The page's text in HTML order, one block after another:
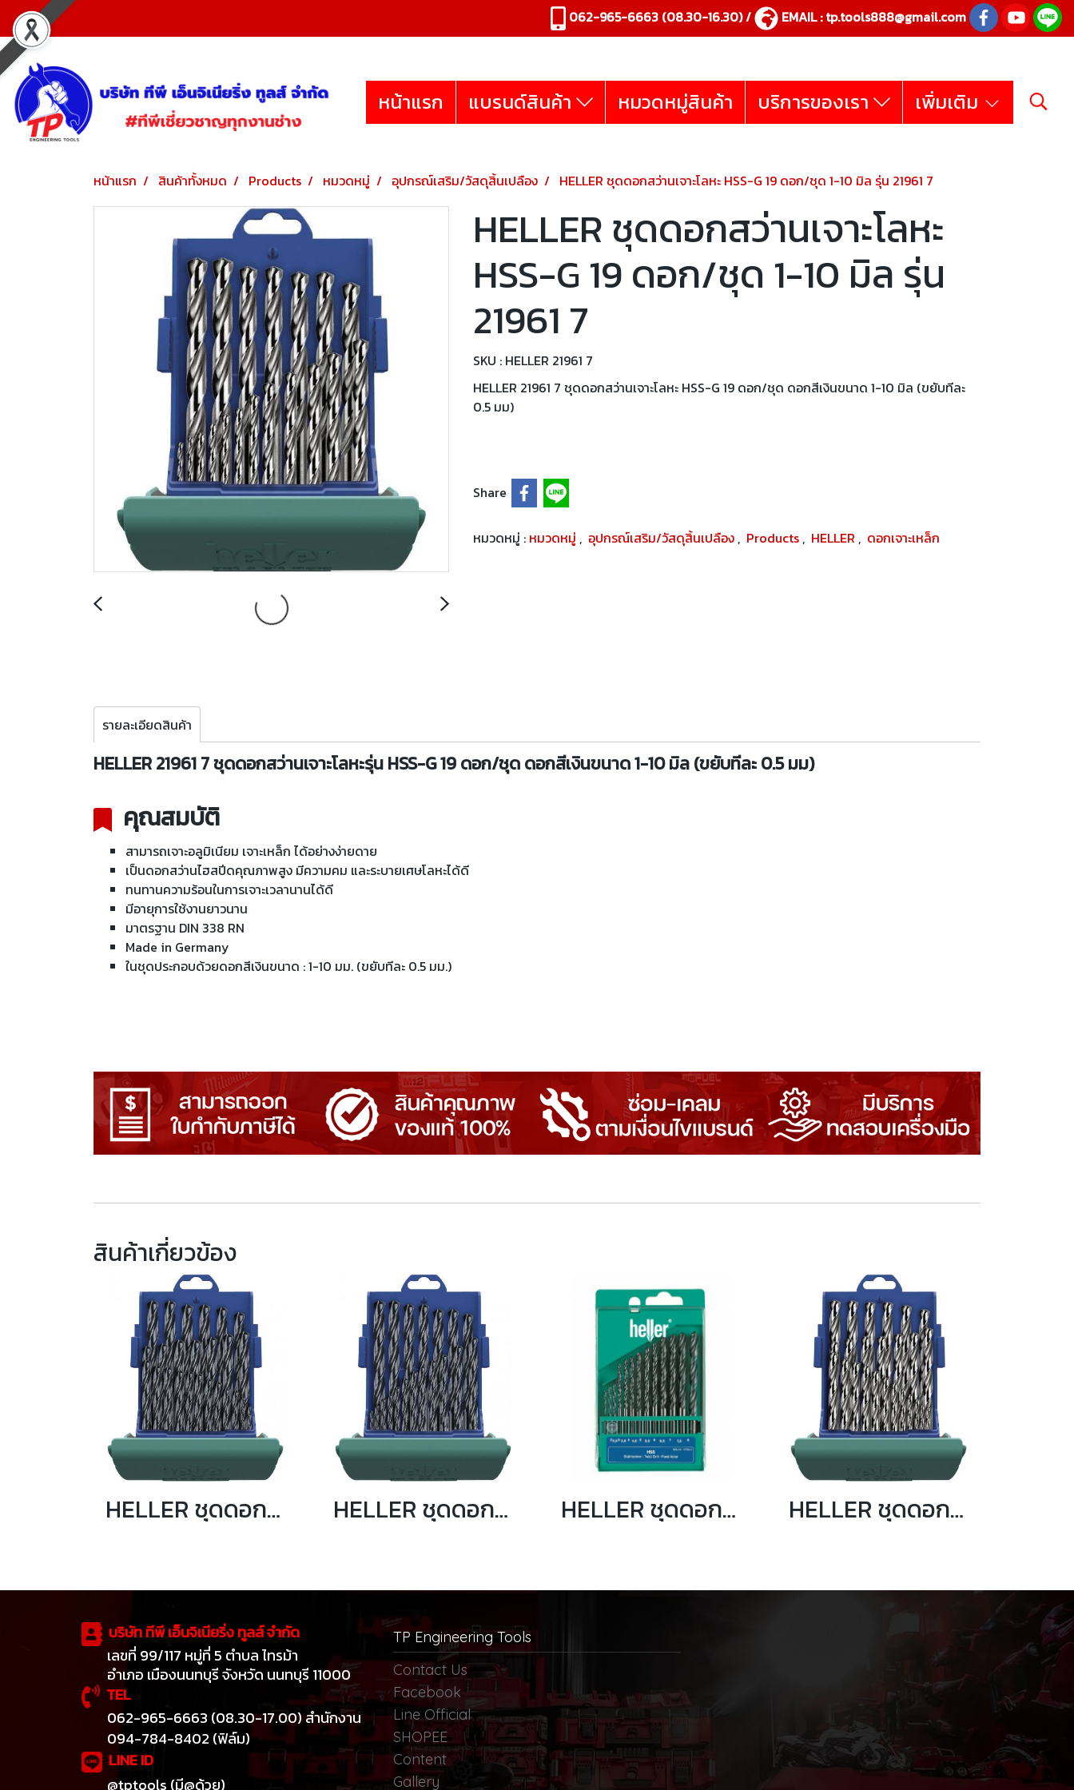
062-965-6663 (08.30-16.30) / EMAIL :tp.tools888@gmail.com
หน้าแรก แบรนด์สินค้า หมวดหมู่สินค้า บริการของเรา เพิ่มเติม
หน้าแรก สินค้าทั้งหมด Products หมวดหมู่ อุปกรณ์เสริม/วัสดุสิ้นเปลือง HELLER ชุดดอกสว่านเจาะโลหะ HSS-G 19 ดอก/ชุด 1-10 มิล รุ่น 21961 7
HELLER ชุดดอกสว่านเจาะโลหะ
HSS-G 19 ดอก/ชุด 1-10 มิล รุ่น
21961 7
SKU : HELLER 21961 7
HELLER 21961 7 ชุดดอกสว่านเจาะโลหะ HSS-G 19 ดอก/ชุด ดอกสีเงินขนาด 1-10 มิล (ขยับทีละ
0.5 มม)
Share
หมวดหมู่ : หมวดหมู่ , อุปกรณ์เสริม/วัสดุสิ้นเปลือง , Products , HELLER , ดอกเจาะเหล็ก
รายละเอียดสินค้า
HELLER 21961 7 ชุดดอกสว่านเจาะโลหะรุ่น HSS-G 19 ดอก/ชุด ดอกสีเงินขนาด 1-10 มิล (ขยับทีละ 0.5 มม)
คุณสมบัติ
สามารถเจาะอลูมิเนียม เจาะเหล็ก ได้อย่างง่ายดาย
เป็นดอกสว่านไฮสปีดคุณภาพสูง มีความคม และระบายเศษโลหะได้ดี
ทนทานความร้อนในการเจาะเวลานานได้ดี
มีอายุการใช้งานยาวนาน
มาตรฐาน DIN 338 RN
Made in Germany
ในชุดประกอบด้วยดอกสีเงินขนาด : 1-10 มม. (ขยับทีละ 0.5 มม.)
สินค้าเกี่ยวข้อง
HELLER ชุดดอกสว่านเจาะโลหะ HSS-R 25 ดอก/ชุด 1-13 มิล รุ่น 18371 0 HELLER ชุดดอกสว่านเจาะโลหะ HSS-R 19 ดอก/ชุด 1-10 มิล รุ่น 17737 5 HELLER ชุดดอกสว่านเจาะโลหะ HSS-R 13 ดอก/ชุด 2-8 มิล รุ่น 17734 4 HELLER ชุดดอกสว่านเจาะโลหะ HSS-G 25 ดอก/ชุด 1-13 มิล รุ่น 21964 8
บริษัท ทีพี เอ็นจิเนียริ่ง ทูลส์ จำกัด
เลขที่ 99/117 หมู่ที่ 5 ตำบล ไทรม้า
อำเภอ เมืองนนทบุรี จังหวัด นนทบุรี 11000
TEL
062-965-6663 (08.30-17.00) สำนักงาน
094-784-8402 (ฟิล์ม)
LINE ID
@tptools (มี@ด้วย)
TP Engineering Tools
Contact Us
Facebook
Line Official
SHOPEE
Content
Gallery